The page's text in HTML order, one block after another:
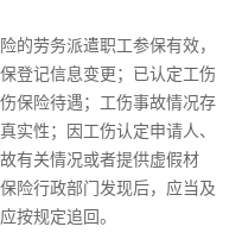
的劳务派遣职工参保有效，
登记信息变更；已认定工伤
保险待遇；工伤事故情况存
实性；因工伤认定申请人、
有关情况或者提供虚假材
险行政部门发现后，应当及
按规定追回。